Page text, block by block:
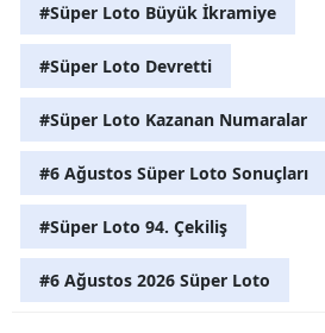
#Süper Loto Büyük İkramiye
#Süper Loto Devretti
#Süper Loto Kazanan Numaralar
#6 Ağustos Süper Loto Sonuçları
#Süper Loto 94. Çekiliş
#6 Ağustos 2026 Süper Loto